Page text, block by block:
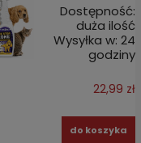
Dostępność:
duża ilość
Wysyłka w: 24
godziny
22,99 zł
do koszyka